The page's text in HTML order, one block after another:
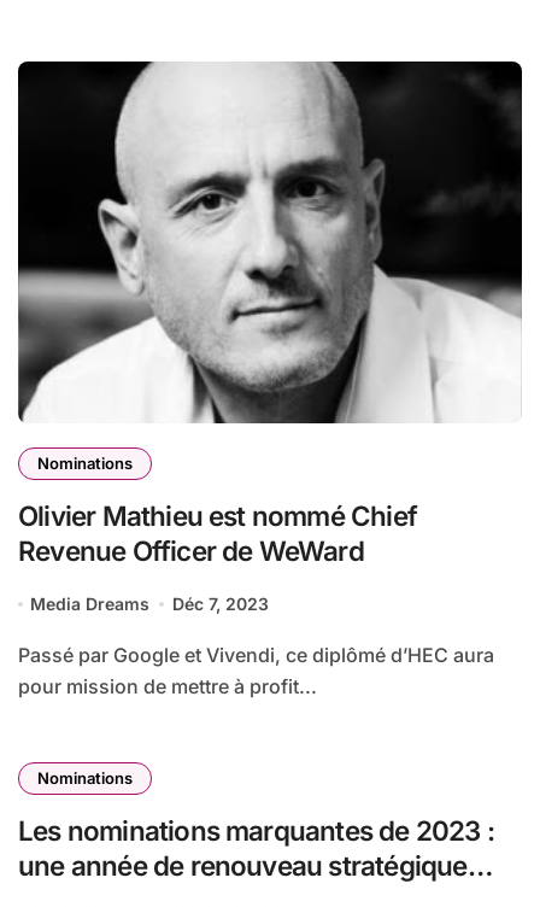
Nominations
Olivier Mathieu est nommé Chief
Revenue Officer de WeWard
Media Dreams Déc 7, 2023
Passé par Google et Vivendi, ce diplômé d’HEC aura
pour mission de mettre à profit...
Nominations
Les nominations marquantes de 2023 :
une année de renouveau stratégique